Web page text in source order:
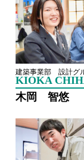
建築事業部 設計グ
KIOKA
木岡 智悠